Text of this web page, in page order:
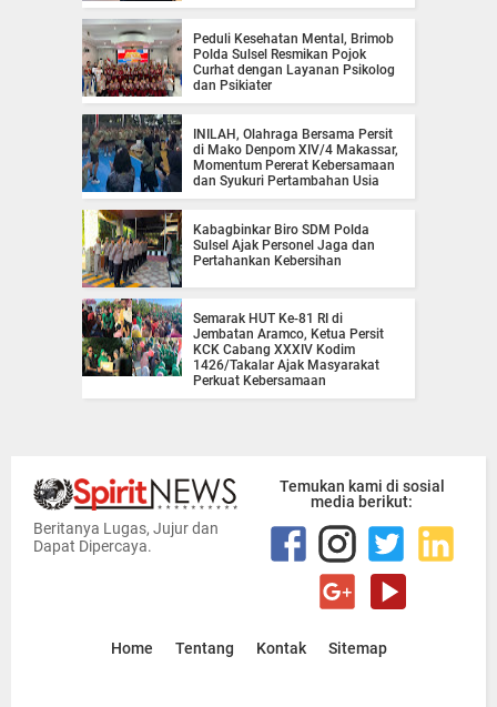
Peduli Kesehatan Mental, Brimob
Polda Sulsel Resmikan Pojok
Curhat dengan Layanan Psikolog
dan Psikiater
INILAH, Olahraga Bersama Persit
di Mako Denpom XIV/4 Makassar,
Momentum Pererat Kebersamaan
dan Syukuri Pertambahan Usia
Kabagbinkar Biro SDM Polda
Sulsel Ajak Personel Jaga dan
Pertahankan Kebersihan
Semarak HUT Ke-81 RI di
Jembatan Aramco, Ketua Persit
KCK Cabang XXXIV Kodim
1426/Takalar Ajak Masyarakat
Perkuat Kebersamaan
Beritanya Lugas, Jujur dan
Dapat Dipercaya.
Temukan kami di sosial
media berikut:
Home Tentang Kontak Sitemap